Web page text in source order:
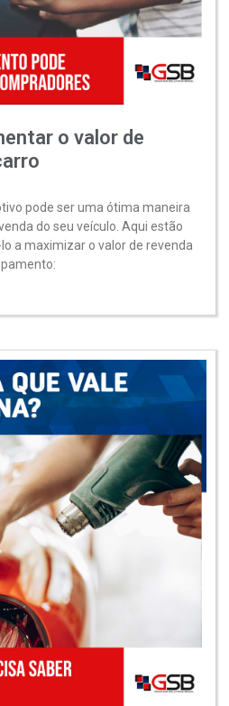
o valor de
pode ser uma ótima maneira
do seu veículo. Aqui estão
a maximizar o valor de revenda